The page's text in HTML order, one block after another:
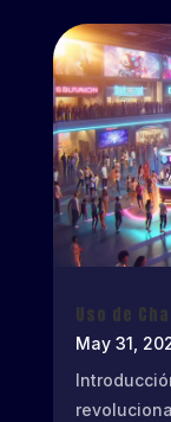
Uso de
May 31,